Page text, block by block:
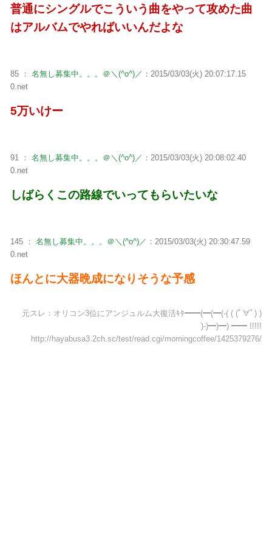
普通にシングルでこういう曲をやって攻めた曲
はアルバムでやればいいんだよな
85 ： 名無し募集中。。。＠＼(^o^)／ ：2015/03/03(火) 20:07:17.15
0.net
5万いけー
91 ： 名無し募集中。。。＠＼(^o^)／ ：2015/03/03(火) 20:08:02.40
0.net
しばらくこの路線でいってもらいたいな
145 ： 名無し募集中。。。＠＼(^o^)／ ：2015/03/03(火) 20:30:47.59
0.net
ほんとに大器晩成になりそうな予感
元スレ：オリコン3位にアンジュルム大復活ｷﾀ━━(━(━(-( ( (ﾟ∀ﾟ) )
)-)━)━) ━━ !!!!!
http://hayabusa3.2ch.sc/test/read.cgi/morningcoffee/1425379276/